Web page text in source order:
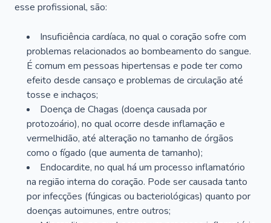
esse profissional, são:
Insuficiência cardíaca, no qual o coração sofre com
problemas relacionados ao bombeamento do sangue.
É comum em pessoas hipertensas e pode ter como
efeito desde cansaço e problemas de circulação até
tosse e inchaços;
Doença de Chagas (doença causada por
protozoário), no qual ocorre desde inflamação e
vermelhidão, até alteração no tamanho de órgãos
como o fígado (que aumenta de tamanho);
Endocardite, no qual há um processo inflamatório
na região interna do coração. Pode ser causada tanto
por infecções (fúngicas ou bacteriológicas) quanto por
doenças autoimunes, entre outros;